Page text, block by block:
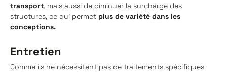
transport, mais aussi de diminuer la surcharge des
structures, ce qui permet plus de variété dans les
conceptions.
Entretien
Comme ils ne nécessitent pas de traitements spécifiques